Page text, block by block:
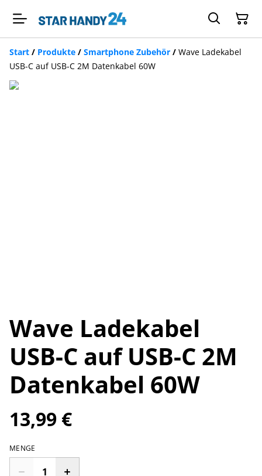
Start / Produkte / Smartphone Zubehör / Wave Ladekabel
USB-C auf USB-C 2M Datenkabel 60W
Wave Ladekabel
USB-C auf USB-C 2M
Datenkabel 60W
13,99 €
MENGE